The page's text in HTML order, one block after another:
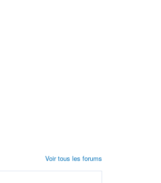
Voir tous les forums